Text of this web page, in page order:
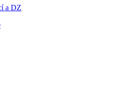
a DZ